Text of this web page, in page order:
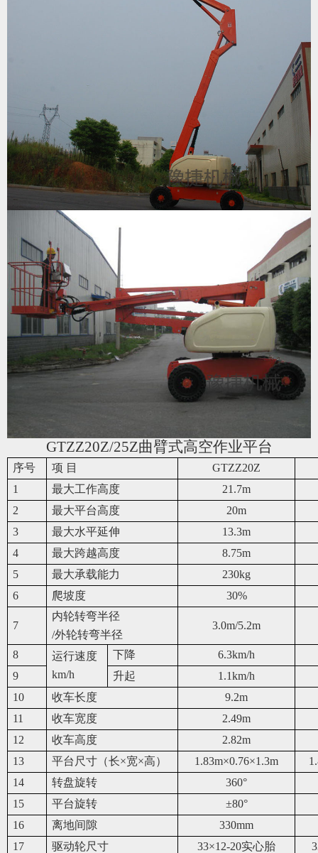
GTZZ20Z/25Z曲臂式高空作业平台
序号 项 目
GTZZ20Z
1
最大工作高度
21.7m
2
最大平台高度
20m
3
最大水平延伸
13.3m
4
最大跨越高度
8.75m
5
最大承载能力
230kg
6
爬坡度 30%
7
内轮转弯半径
/外轮转弯半径
3.0m/5.2m
8
运行速度
km/h
下降
6.3km/h
9
升起
1.1km/h
10
收车长度
9.2m
11
收车宽度
2.49m
12
收车高度
2.82m
13
平台尺寸（长×宽×高） 1.83m×0.76×1.3m
14
转盘旋转 360°
15
平台旋转
±80°
16
离地间隙
330mm
17
驱动轮尺寸 33×12-20实心胎